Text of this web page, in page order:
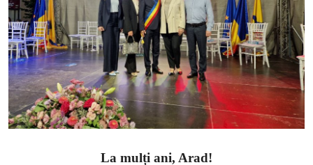
SERVICII
Sectorul Rîșcani
Căutați pe Internet
La mulți ani, Arad!